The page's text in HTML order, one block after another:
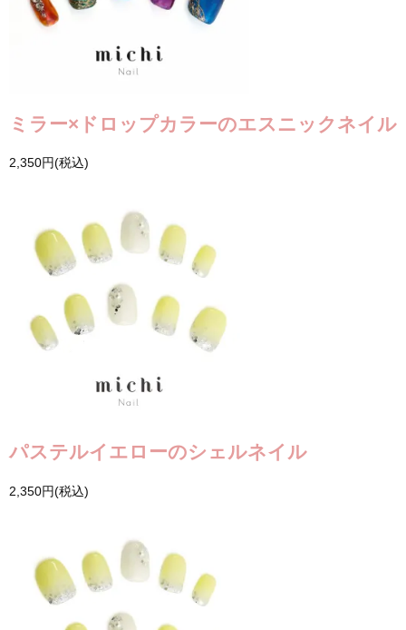
ミラー×ドロップカラーのエスニックネイル
2,350円(税込)
パステルイエローのシェルネイル
2,350円(税込)